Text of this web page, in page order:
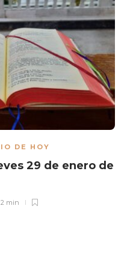
DE HOY
29 de enero de
2 min